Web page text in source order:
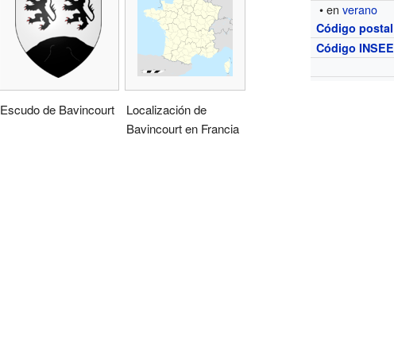
• enverano
Código postal
Código INSEE
Escudo de Bavincourt
Localización de
Bavincourt en Francia